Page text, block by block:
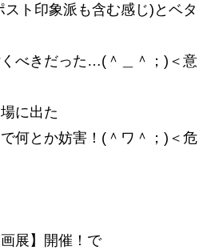
ト印象派も含む感じ)とベタ
べきだった…(＾＿＾；)＜意
に出た
何とか妨害！(＾ワ＾；)＜危
展】開催！で